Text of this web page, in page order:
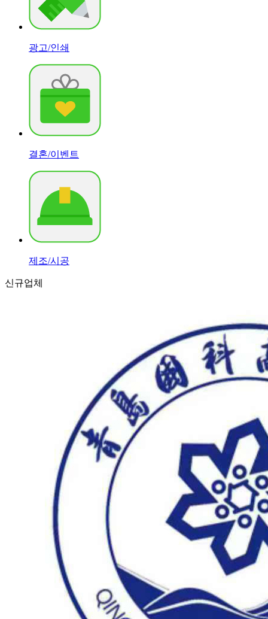
광고/인쇄
결혼/이벤트
제조/시공
신규업체